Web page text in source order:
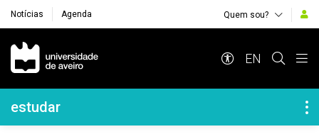
Notícias Agenda Quem sou?
Navegação Principal
EN
Navegação Lateral
estudar